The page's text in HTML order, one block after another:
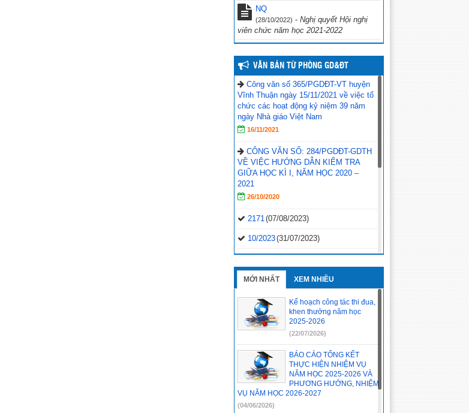
Công văn số 234/PGDĐT, ngày 16
tháng 9 năm 2022 của phòng Giáo dục
và Đào tạo Vĩnh Thuận về việc hưởng
ứng “Ngày toàn dân phòng cháy và
chữa cháy” năm 2022. (19/09/2022)
NQ
(28/10/2022) - Nghị quyết Hội nghị
viên chức năm học 2021-2022
VĂN BẢN TỪ PHÒNG GD&ĐT
Công văn số 365/PGDĐT-VT huyện
Vĩnh Thuận ngày 15/11/2021 về việc tổ
chức các hoạt động kỷ niệm 39 năm
ngày Nhà giáo Việt Nam
16/11/2021
CÔNG VĂN SỐ: 284/PGDĐT-GDTH
VỀ VIỆC HƯỚNG DẪN KIỂM TRA
GIỮA HỌC KÌ I, NĂM HỌC 2020 –
2021
26/10/2020
2171(07/08/2023)
10/2023(31/07/2023)
1814/KL-BGDĐT(07/02/2023)
2496-QD-UBND (10/10/2022)
2495-QD-UBND(10/10/2022)
2494-QD-UBND(10/10/2022)
888/TB-UBND(31/08/2022)
2397/QĐ-UBND (26/08/2022)
31/2022/NQ-HĐND(16/08/2022)
MỚI NHẤT XEM NHIỀU
Kế hoạch công tác thi đua,
khen thưởng năm học
2025-2026
(22/07/2026)
BÁO CÁO TỔNG KẾT
THỰC HIỆN NHIỆM VỤ
NĂM HỌC 2025-2026 VÀ
PHƯƠNG HƯỚNG, NHIỆM
VỤ NĂM HỌC 2026-2027
(04/06/2026)